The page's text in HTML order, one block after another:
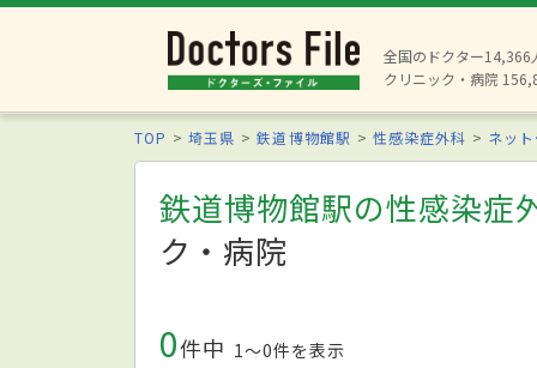
全国のドクター14,366
クリニック・病院
TOP 埼玉県 鉄道博物館駅 性感染症外科 ネッ
鉄道博物館駅の性感染症
ク・病院
0件中 1〜0件を表示